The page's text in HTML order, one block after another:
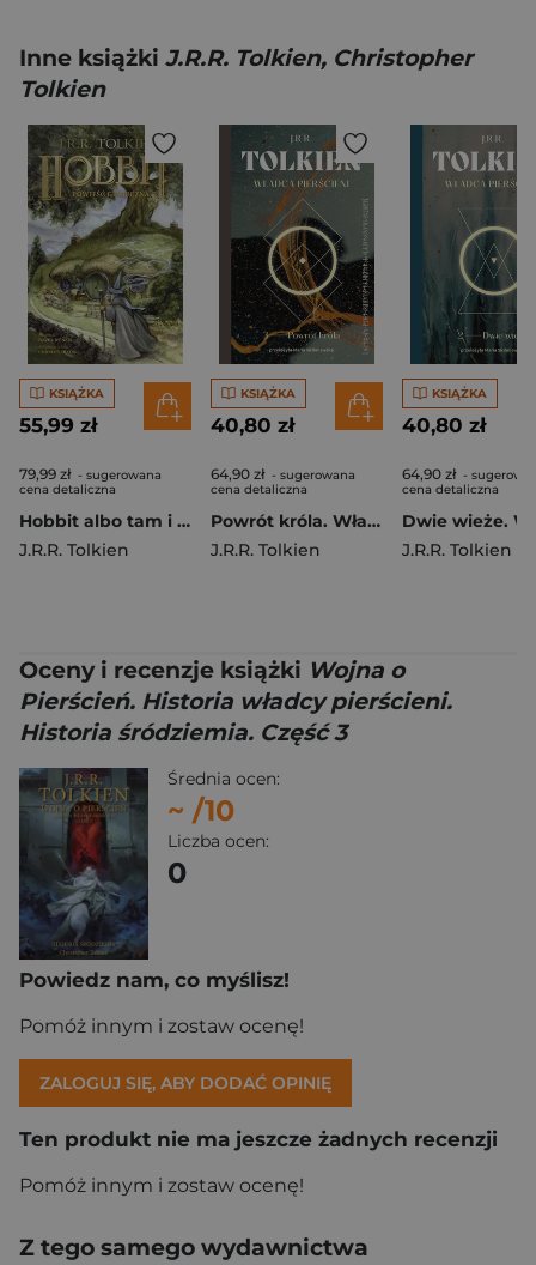
Inne książki J.R.R. Tolkien, Christopher
Tolkien
KSIĄŻKA
55,99 zł
79,99 zł - sugerowana
cena detaliczna
Hobbit albo tam i z powrotem [Powieść graficzna]
J.R.R. Tolkien
KSIĄŻKA
40,80 zł
64,90 zł - sugerowana
cena detaliczna
Powrót króla. Władca Pierścieni. Tom 3
J.R.R. Tolkien
KSIĄŻKA
40,80 zł
64,90 zł -
cena detaliczna
J.R.R. Tolkien
Oceny i recenzje książki Wojna o
Pierścień. Historia władcy pierścieni.
Historia śródziemia. Część 3
Średnia ocen:
~ /10
Liczba ocen:
0
Powiedz nam, co myślisz!
Pomóż innym i zostaw ocenę!
ZALOGUJ SIĘ, ABY DODAĆ OPINIĘ
Ten produkt nie ma jeszcze żadnych recenzji
Pomóż innym i zostaw ocenę!
Z tego samego wydawnictwa